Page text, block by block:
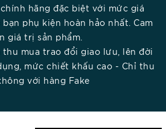
hãng đặc biệt với mức giá
phụ kiện hoàn hảo nhất. Cam
giá trị sản phẩm.
thu mua trao đổi giao lưu, lên đời
mức chiết khấu cao - Chỉ thu
với hàng Fake